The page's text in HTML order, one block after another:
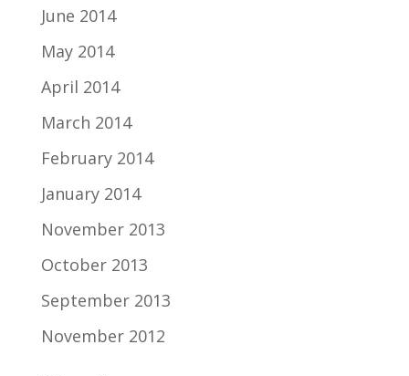
June 2014
May 2014
April 2014
March 2014
February 2014
January 2014
November 2013
October 2013
September 2013
November 2012